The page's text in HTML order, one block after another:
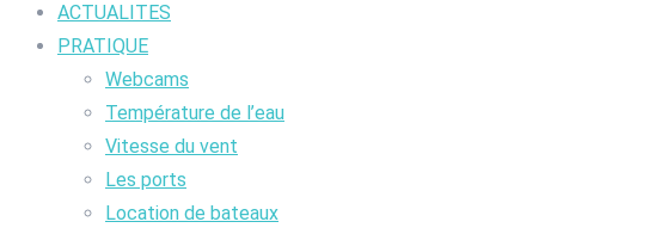
ACTUALITES
PRATIQUE
Webcams
Température de l’eau
Vitesse du vent
Les ports
Location de bateaux